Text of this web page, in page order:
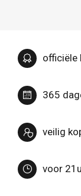
officiële
365
veilig
voor